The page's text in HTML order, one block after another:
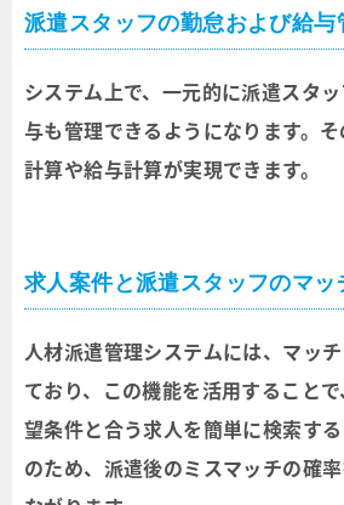
派遣スタッフの勤怠および給与
システム上で、一元的に派遣スタ
与も管理できるようになります。
計算や給与計算が実現できます。
求人案件と派遣スタッフのマッ
人材派遣管理システムには、マッ
ており、この機能を活用すること
望条件と合う求人を簡単に検索す
のため、派遣後のミスマッチの確